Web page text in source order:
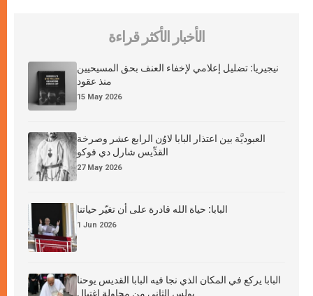
الأخبار الأكثر قراءة
نيجيريا: تضليل إعلامي لإخفاء العنف بحق المسيحيين
منذ عقود
15 May 2026
العبوديَّة بين اعتذار البابا لاوُن الرابع عشر وصرخة
القدِّيس شارل دي فوكو
27 May 2026
البابا: حياة الله قادرة على أن تغيّر حياتنا
1 Jun 2026
البابا يركع في المكان الذي نجا فيه البابا القديس يوحنا
بولس الثاني من محاولة اغتيال